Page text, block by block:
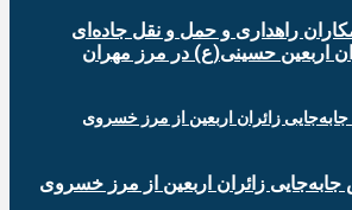
راهداری و حمل و نقل جاده‌ای
اربعین حسینی(ع) در مرز مهران
زائران اربعین از مرز خسروی